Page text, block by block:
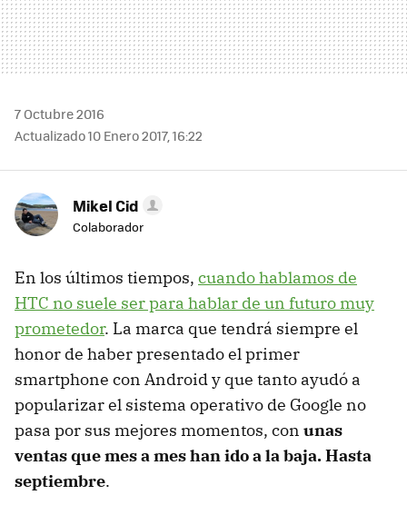
7 Octubre 2016
Actualizado 10 Enero 2017, 16:22
Mikel Cid
Colaborador
En los últimos tiempos, cuando hablamos de
HTC no suele ser para hablar de un futuro muy
prometedor. La marca que tendrá siempre el
honor de haber presentado el primer
smartphone con Android y que tanto ayudó a
popularizar el sistema operativo de Google no
pasa por sus mejores momentos, con unas
ventas que mes a mes han ido a la baja. Hasta
septiembre.